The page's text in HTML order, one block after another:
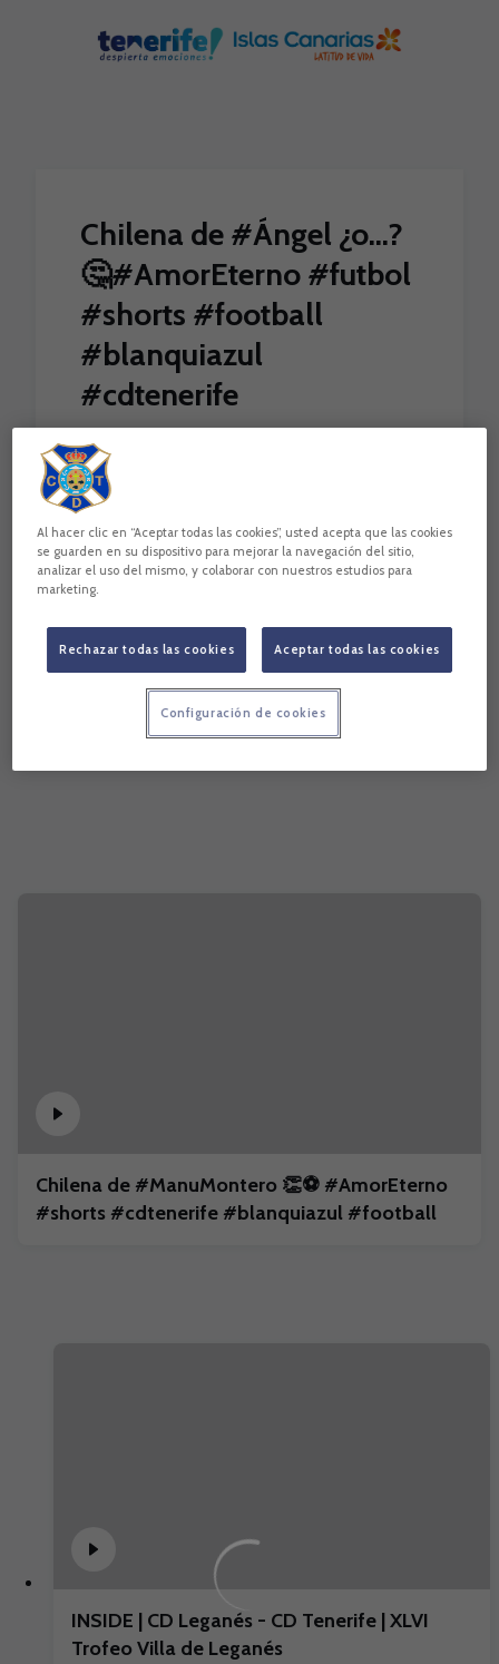
Chilena de #Ángel ¿o…?
🤔#AmorEterno #futbol
#shorts #football
#blanquiazul
#cdtenerife
Chilena de #ManuMontero 👏⚽️ #AmorEterno
#shorts #cdtenerife #blanquiazul #football
INSIDE | CD Leganés - CD Tenerife | XLVI
Trofeo Villa de Leganés
Al hacer clic en “Aceptar todas las cookies”, usted acepta que las cookies
se guarden en su dispositivo para mejorar la navegación del sitio,
analizar el uso del mismo, y colaborar con nuestros estudios para
marketing.
Rechazar todas las cookies Aceptar todas las cookies
Configuración de cookies